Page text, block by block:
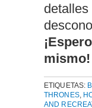
mismo!
ETIQUETAS:
THRONES,
AND